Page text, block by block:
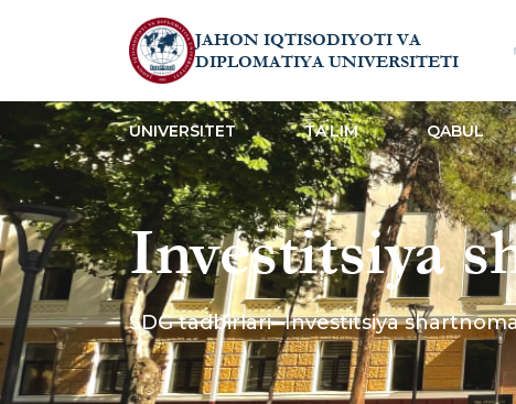
JAHON IQTISODIYOTI VA
DIPLOMATIYA UNIVERSITETI
UNIVERSITET TA'LIM QABUL
Investitsiya
jarayoniga
SDG tadbirlari Investitsiya